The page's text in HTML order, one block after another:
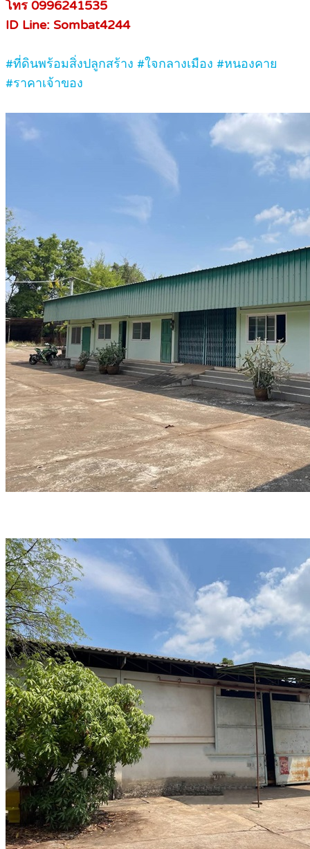
โทร 0996241535
ID Line: Sombat4244
#ที่ดินพร้อมสิ่งปลูกสร้าง #ใจกลางเมือง #หนองคาย
#ราคาเจ้าของ